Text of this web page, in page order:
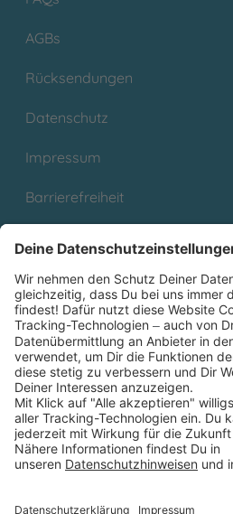
AGBs
Rücksendungen
Datenschutz
Impressum
Barrierefreiheit
Partnerprogramm (Affiliate)
Folge uns auf
* Versandkostenfrei ab 9,00 €
Deutschlands
** Lieferzeit 1-3 Werktage